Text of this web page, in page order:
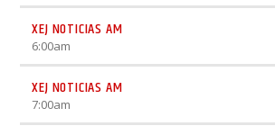
XEJ NOTICIAS AM
6:00am
XEJ NOTICIAS AM
7:00am